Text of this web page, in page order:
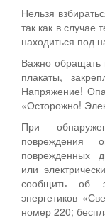
Нельзя
так как в случае
находиться под
Важно обращать
плакаты,
Напряжение!
«Осторожно!
При
повреждения
поврежденных
или
сообщить об
энергетиков
номер 220;